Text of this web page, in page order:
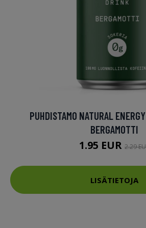
PUHDISTAMO NATURAL
BERGAMOTTI
1.95 EUR 2.29
LISÄTIETOJA